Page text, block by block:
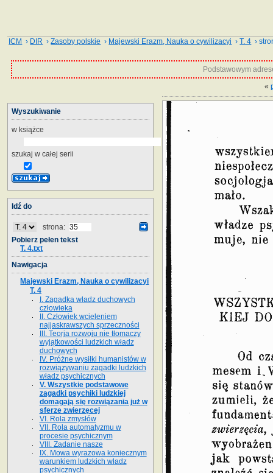
ICM › DIR ›Zasoby polskie › Majewski Erazm, Nauka o cywilizacyi ›T. 4 ›
Podstawowym
«
Wyszukiwanie
w książce
szukaj w całej serii
Idź do
strona:
Pobierz pełen tekst
T. 4.txt
Nawigacja
Majewski Erazm, Nauka o cywilizacyi
T. 4
I. Zagadka władz duchowych
człowieka
II. Człowiek wcieleniem
najjaskrawszych sprzeczności
III. Teorja rozwoju nie tłomaczy
wyjątkowości ludzkich władz
duchowych
IV. Próżne wysiłki humanistów w
rozwiązywaniu zagadki ludzkich
władz psychicznych
V. Wszystkie podstawowe
zagadki psychiki ludzkiej
domagają się rozwiązania już w
sferze zwierzęcej
VI. Rola zmysłów
VII. Rola automatyzmu w
procesie psychicznym
VIII. Zadanie nasze
IX. Mowa wyrazowa koniecznym
warunkiem ludzkich władz
psychicznych